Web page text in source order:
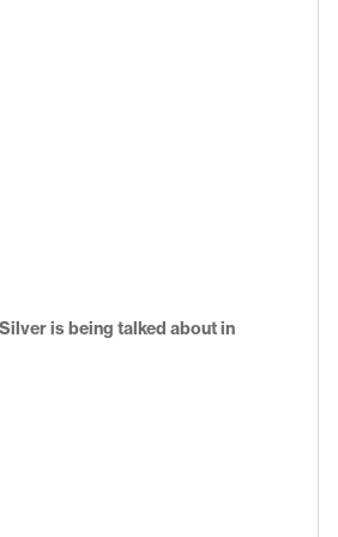
is being talked about in